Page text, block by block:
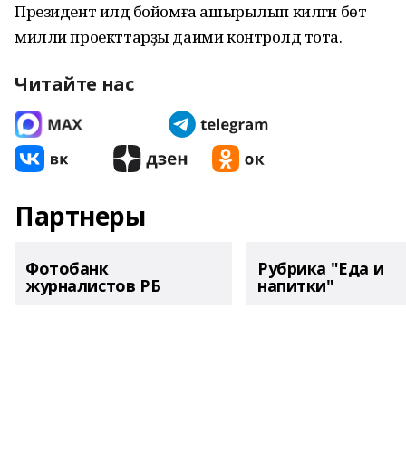
Президент илдә бойомға ашырылып килгән бөтә
милли проекттарҙы даими контролдә тота.
Читайте нас
Партнеры
Фотобанк
журналистов РБ
Рубрика "Еда и
напитки"